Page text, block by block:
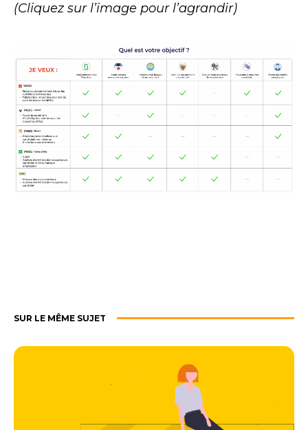
(Cliquez sur l’image pour l’agrandir)
SUR LE MÊME SUJET